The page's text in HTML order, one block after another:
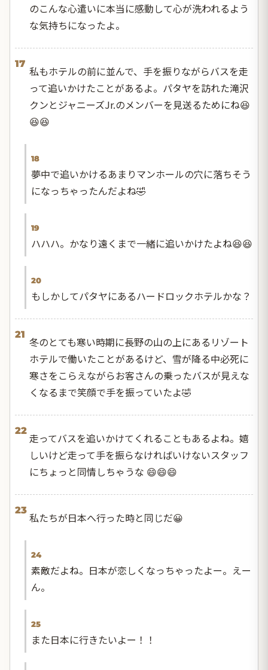
のこんな心遣いに本当に感動して心が洗われるよう
な気持ちになったよ。
17
私もホテルの前に並んで、手を振りながらバスを走
って追いかけたことがあるよ。パタヤを訪れた滝沢
クンとジャニーズJr.のメンバーを見送るためにね😆
😆😆
18
夢中で追いかけるあまりマンホールの穴に落ちそう
になっちゃったんだよね🤣
19
ハハハ。かなり遠くまで一緒に追いかけたよね😆😆
20
もしかしてパタヤにあるハードロックホテルかな？
21
冬のとても寒い時期に長野の山の上にあるリゾート
ホテルで働いたことがあるけど、雪が降る中必死に
寒さをこらえながらお客さんの乗ったバスが見えな
くなるまで笑顔で手を振っていたよ🤣
22
走ってバスを追いかけてくれることもあるよね。嬉
しいけど走って手を振らなければいけないスタッフ
にちょっと同情しちゃうな 😄😄😄
23
私たちが日本へ行った時と同じだ😀
24
素敵だよね。日本が恋しくなっちゃったよー。えー
ん。
25
また日本に行きたいよー！！